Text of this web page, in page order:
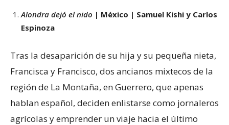
Alondra dejó el nido | México | Samuel Kishi y Carlos
Espinoza
Tras la desaparición de su hija y su pequeña nieta,
Francisca y Francisco, dos ancianos mixtecos de la
región de La Montaña, en Guerrero, que apenas
hablan español, deciden enlistarse como jornaleros
agrícolas y emprender un viaje hacia el último